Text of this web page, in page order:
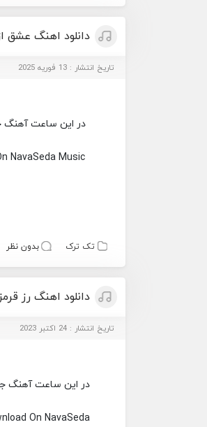
دانلود اهنگ عشق
تاریخ انتشار : 13 فوریه 2025
در این ساعت آهنگ
NavaSeda Music
تک ترک بدون نظر
دانلود اهنگ رز
تاریخ انتشار : 24 اکتبر 2023
در این ساعت آهنگ
On NavaSeda